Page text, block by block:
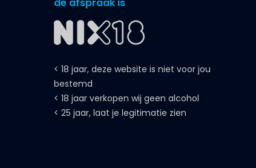
< 18 jaar, deze website is niet voor jou
bestemd
< 18 jaar verkopen wij geen alcohol
< 25 jaar, laat je legitimatie zien